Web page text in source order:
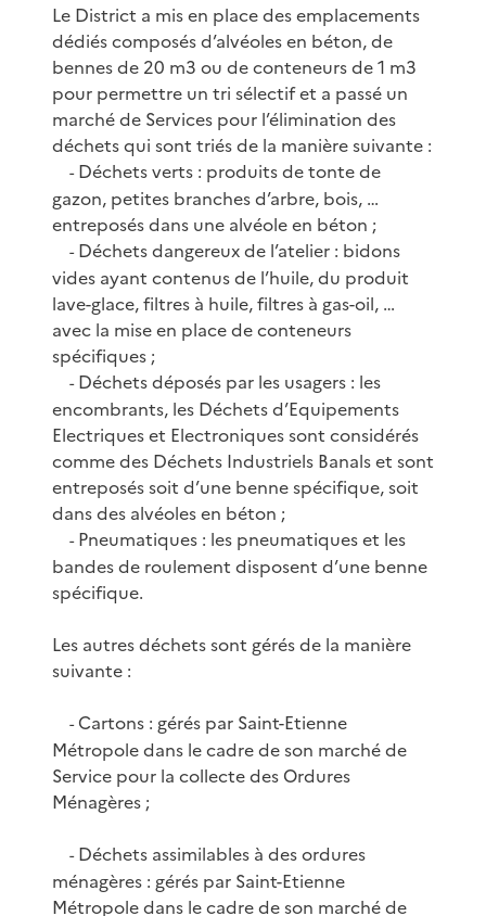
Le District a mis en place des emplacements
dédiés composés d’alvéoles en béton, de
bennes de 20 m3 ou de conteneurs de 1 m3
pour permettre un tri sélectif et a passé un
marché de Services pour l’élimination des
déchets qui sont triés de la manière suivante :
-Déchets verts : produits de tonte de
gazon, petites branches d’arbre, bois, …
entreposés dans une alvéole en béton ;
-Déchets dangereux de l’atelier : bidons
vides ayant contenus de l’huile, du produit
lave-glace, filtres à huile, filtres à gas-oil, …
avec la mise en place de conteneurs
spécifiques ;
-Déchets déposés par les usagers : les
encombrants, les Déchets d’Equipements
Electriques et Electroniques sont considérés
comme des Déchets Industriels Banals et sont
entreposés soit d’une benne spécifique, soit
dans des alvéoles en béton ;
-Pneumatiques : les pneumatiques et les
bandes de roulement disposent d’une benne
spécifique.
Les autres déchets sont gérés de la manière
suivante :
-Cartons : gérés par Saint-Etienne
Métropole dans le cadre de son marché de
Service pour la collecte des Ordures
Ménagères ;
-Déchets assimilables à des ordures
ménagères : gérés par Saint-Etienne
Métropole dans le cadre de son marché de